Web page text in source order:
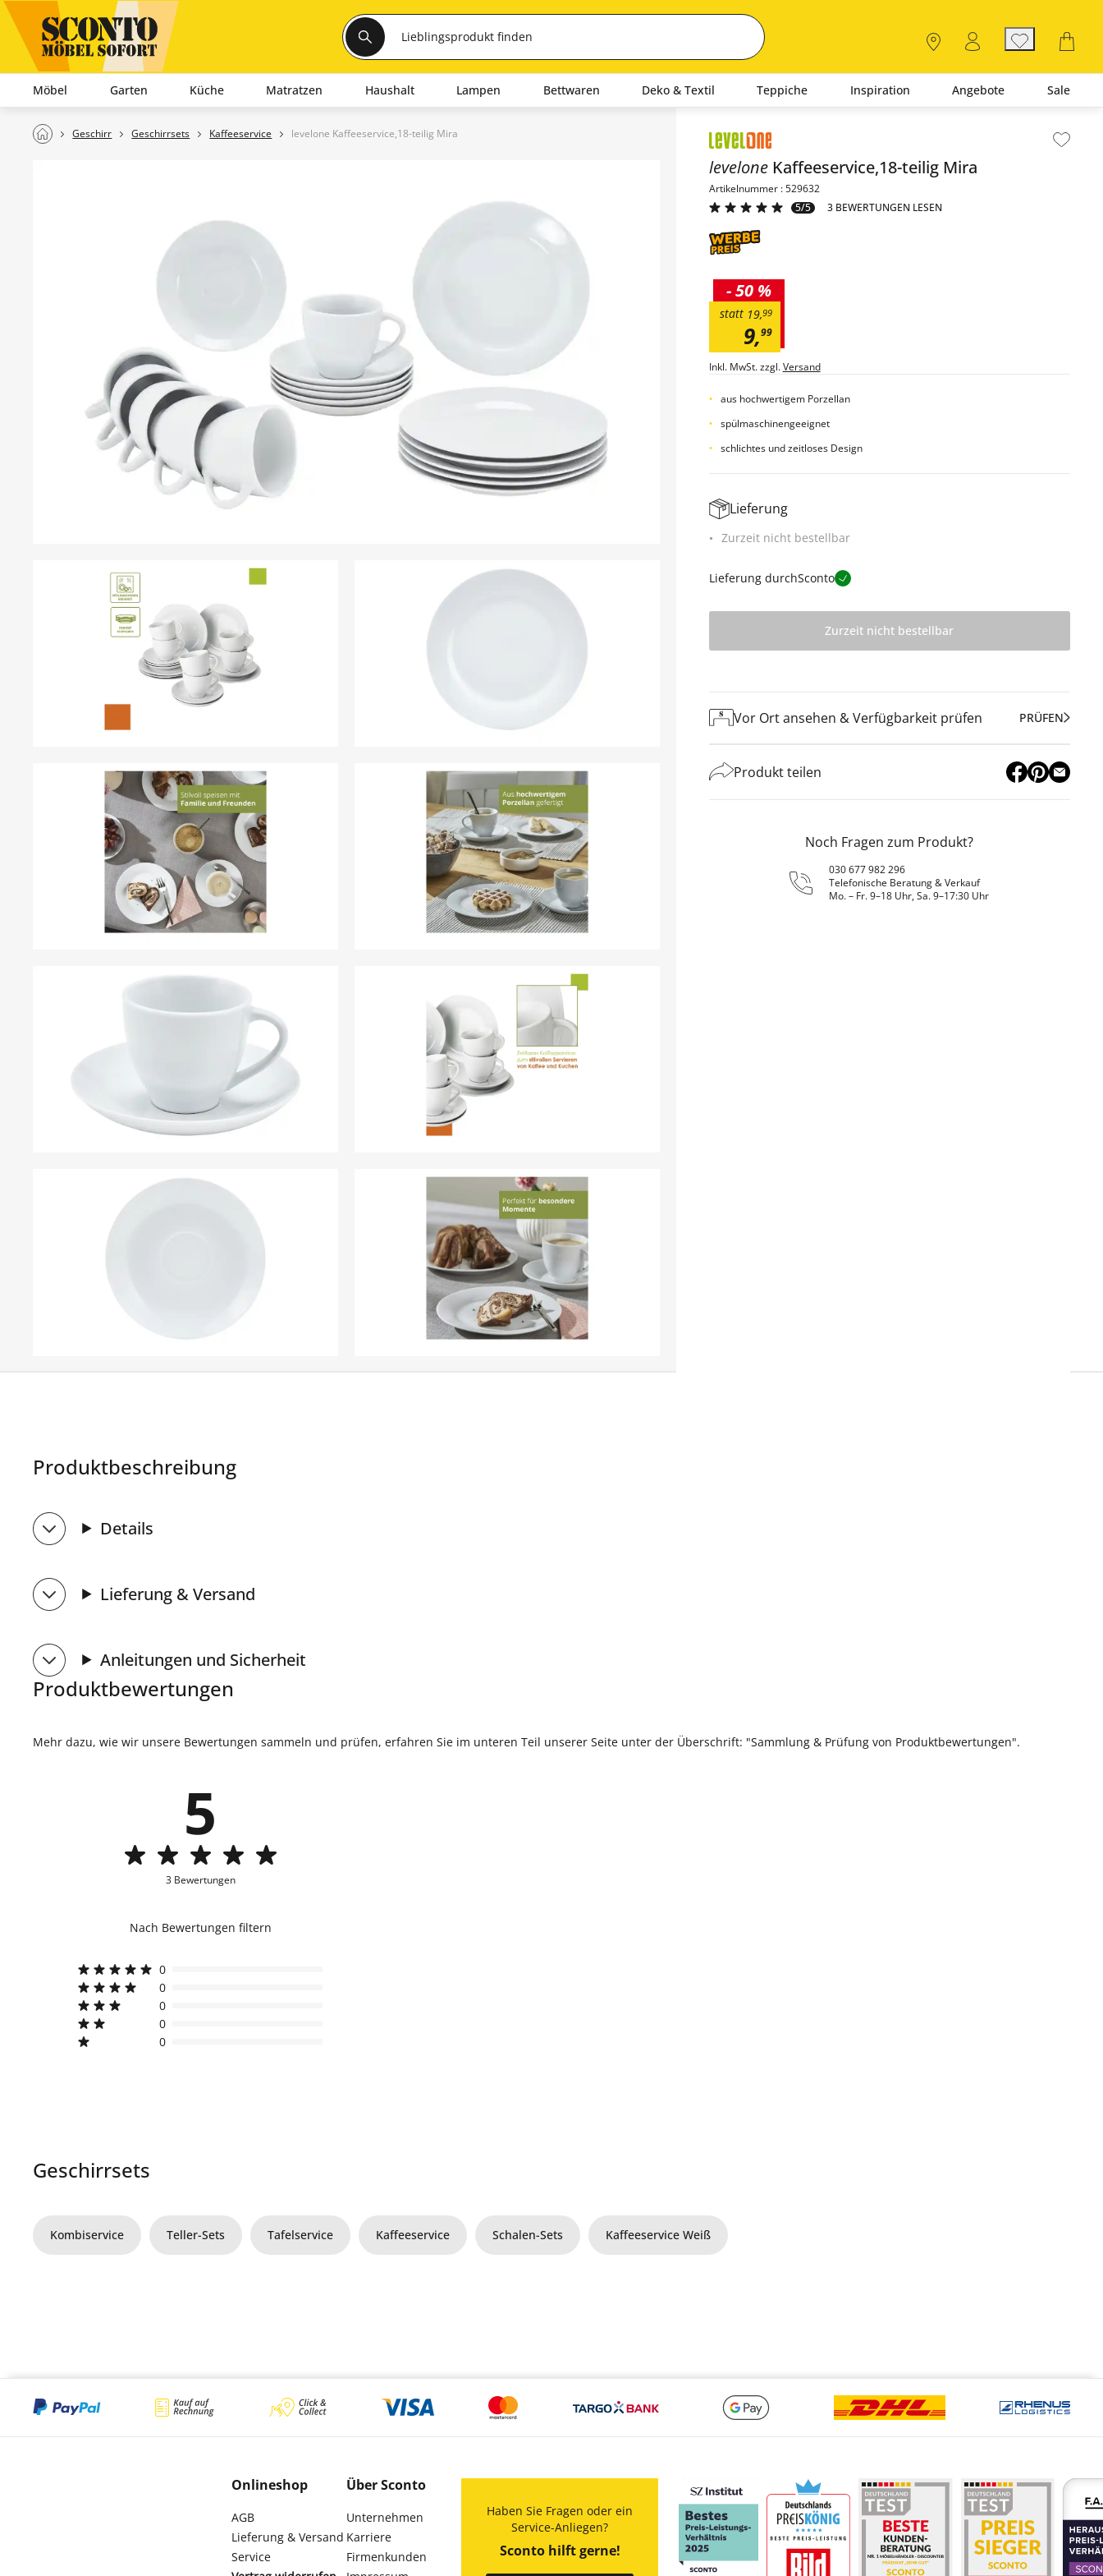
Möbel Garten Küche Matratzen Haushalt Lampen Bettwaren Deko & Textil Teppiche Inspiration Angebote Sale
Geschirr Geschirrsets Kaffeeservice levelone Kaffeeservice,18-teilig Mira Inhalt der Seitenleiste überspringen - Zum Seitenende
levelone Kaffeeservice,18-teilig Mira
Artikelnummer : 529632
5/5
3 BEWERTUNGEN LESEN
9,99
19,99
statt
- 50 %
Inkl. MwSt. zzgl.Versand
aus hochwertigem Porzellan
spülmaschinengeeignet
schlichtes und zeitloses Design
Lieferung
Zurzeit nicht bestellbar
Lieferung durchSconto
Zurzeit nicht bestellbar
Vor Ort ansehen & Verfügbarkeit prüfen PRÜFEN
Produkt teilen
Noch Fragen zum Produkt?
030 677 982 296
Telefonische Beratung & Verkauf
Mo. – Fr. 9–18 Uhr, Sa. 9–17:30 Uhr
Produktbeschreibung
Details
Lieferung & Versand
Anleitungen und Sicherheit
Produktbewertungen
Mehr dazu, wie wir unsere Bewertungen sammeln und prüfen, erfahren Sie im unteren Teil unserer Seite unter der Überschrift: "Sammlung & Prüfung von Produktbewertungen".
5
3 Bewertungen
Nach Bewertungen filtern
0
0
0
0
0
Geschirrsets
Kombiservice Teller-Sets Tafelservice Kaffeeservice Schalen-Sets Kaffeeservice Weiß
Onlineshop
AGB
Lieferung & Versand
Service
Über Sconto
Unternehmen
Karriere
Firmenkunden
Haben Sie Fragen oder ein
Service-Anliegen?
Sconto hilft gerne!